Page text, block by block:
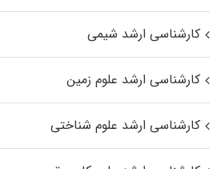
کارشناسی ارشد شیمی
کارشناسی ارشد علوم زمین
کارشناسی ارشد علوم شناختی